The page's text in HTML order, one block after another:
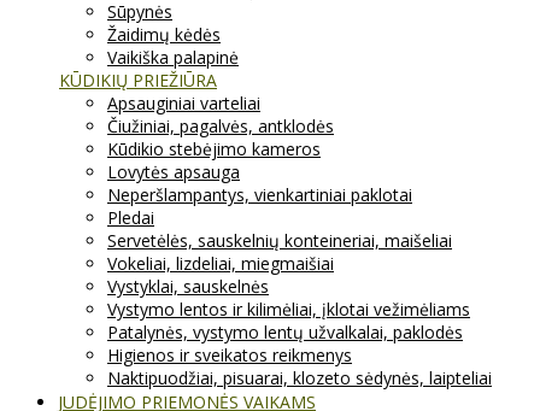
Sūpynės
Žaidimų kėdės
Vaikiška palapinė
KŪDIKIŲ PRIEŽIŪRA
Apsauginiai varteliai
Čiužiniai, pagalvės, antklodės
Kūdikio stebėjimo kameros
Lovytės apsauga
Neperšlampantys, vienkartiniai paklotai
Pledai
Servetėlės, sauskelnių konteineriai, maišeliai
Vokeliai, lizdeliai, miegmaišiai
Vystyklai, sauskelnės
Vystymo lentos ir kilimėliai, įklotai vežimėliams
Patalynės, vystymo lentų užvalkalai, paklodės
Higienos ir sveikatos reikmenys
Naktipuodžiai, pisuarai, klozeto sėdynės, laipteliai
JUDĖJIMO PRIEMONĖS VAIKAMS